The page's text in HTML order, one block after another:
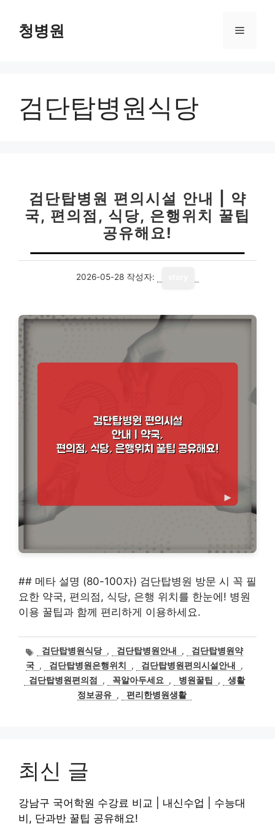
청병원 메
검단탑병원식당
검단탑병원 편의시설 안내 | 약
국, 편의점, 식당, 은행위치 꿀팁
공유해요!
2026-05-28 작성자:
## 메타 설명 (80-100자) 검단탑병원 방문 시 꼭 필
요한 약국, 편의점, 식당, 은행 위치를 한눈에! 병원
이용 꿀팁과 함께 편리하게 이용하세요.
태검단탑병원식당 , 검단탑병원안내 ,
검단탑병원약
국 , 검단탑병원은행위치 , 검단탑병원편의시설안내
,
검단탑병원편의점
, 꼭알아두세요 , 병원꿀팁 ,
생활
정보공유 , 편리한병원생활
최신 글
강남구 국어학원 수강료 비교 | 내신수업 | 수능대
비, 단과반 꿀팁 공유해요!